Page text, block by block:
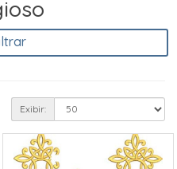
Exibir: